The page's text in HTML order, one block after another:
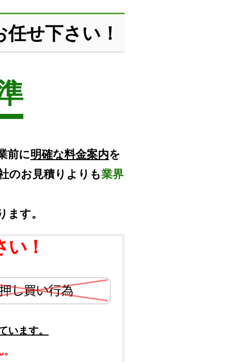
せ下さい！
前に明確な料金案内を
のお見積りよりも業界
ます。
！
います。